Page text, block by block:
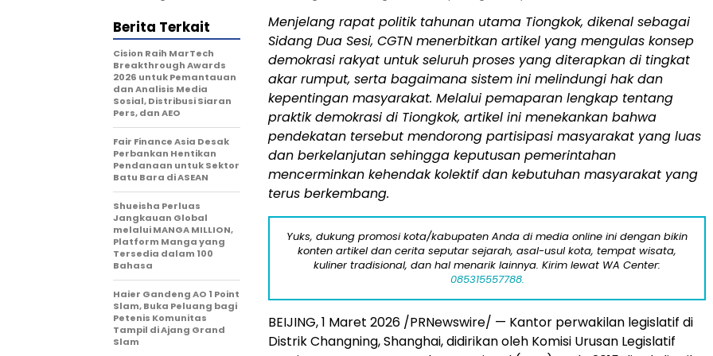
Menjelang rapat politik tahunan utama Tiongkok, dikenal sebagai
Sidang Dua Sesi, CGTN menerbitkan artikel yang mengulas konsep
demokrasi rakyat untuk seluruh proses yang diterapkan di tingkat
akar rumput, serta bagaimana sistem ini melindungi hak dan
kepentingan masyarakat. Melalui pemaparan lengkap tentang
praktik demokrasi di Tiongkok, artikel ini menekankan bahwa
pendekatan tersebut mendorong partisipasi masyarakat yang luas
dan berkelanjutan sehingga keputusan pemerintahan
mencerminkan kehendak kolektif dan kebutuhan masyarakat yang
terus berkembang.
Yuks, dukung promosi kota/kabupaten Anda di media online ini dengan bikin
konten artikel dan cerita seputar sejarah, asal-usul kota, tempat wisata,
kuliner tradisional, dan hal menarik lainnya. Kirim lewat WA Center:
085315557788.
BEIJING, 1 Maret 2026 /PRNewswire/ — Kantor perwakilan legislatif di
Distrik Changning, Shanghai, didirikan oleh Komisi Urusan Legislatif
Berita Terkait
Cision Raih MarTech
Breakthrough Awards
2026 untuk Pemantauan
dan Analisis Media
Sosial, Distribusi Siaran
Pers, dan AEO
Fair Finance Asia Desak
Perbankan Hentikan
Pendanaan untuk Sektor
Batu Bara di ASEAN
Shueisha Perluas
Jangkauan Global
melalui MANGA MILLION,
Platform Manga yang
Tersedia dalam 100
Bahasa
Haier Gandeng AO 1 Point
Slam, Buka Peluang bagi
Petenis Komunitas
Tampil di Ajang Grand
Slam